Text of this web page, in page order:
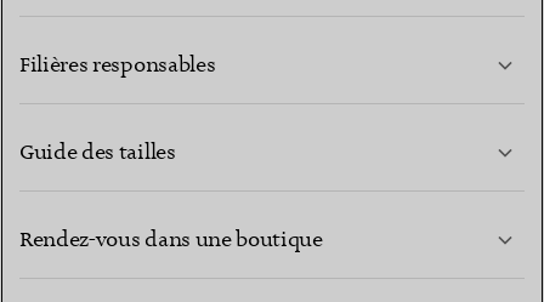
Filières responsables
Guide des tailles
Rendez-vous dans une boutique